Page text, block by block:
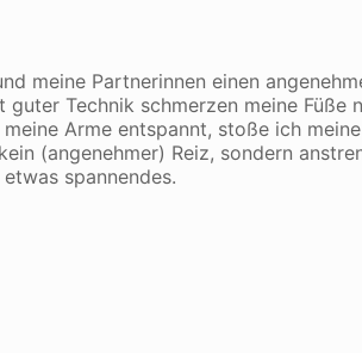
meine Partnerinnen einen
Technik schmerzen meine Füße
Arme entspannt, stoße ich meine
(angenehmer) Reiz, sondern
spannendes.